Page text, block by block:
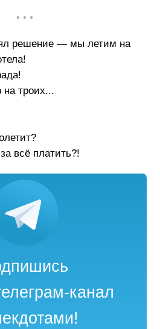
• • •
решение — мы летим на
троих...
всё платить?!
канал